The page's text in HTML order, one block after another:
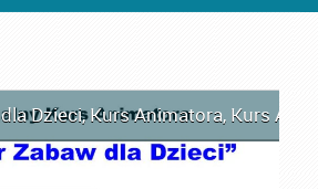
Dzieci,Kurs Animatora, Kurs